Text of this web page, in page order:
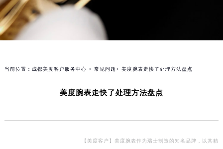
当前位置： 成都美度客户服务中心 > 常见问题> 美度腕表走快了处理方法盘点
美度腕表走快了处理方法盘点
【美度客户】美度腕表作为瑞士制造的知名品牌，以其精